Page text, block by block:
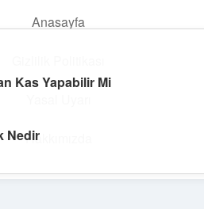
Anasayfa
Hakkımızda
ve İlham
Kas Yapabilir Mi
Nedir